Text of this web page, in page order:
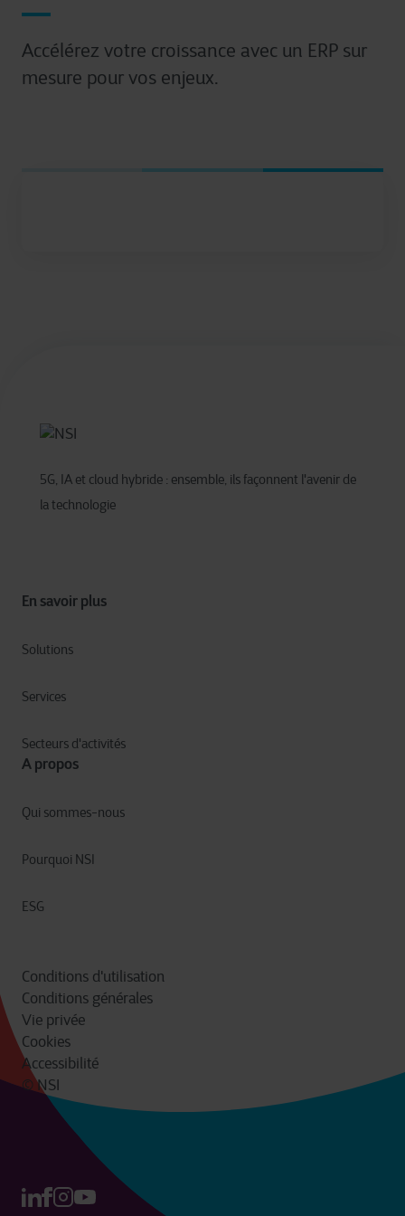
Accélérez votre croissance avec un ERP sur
mesure pour vos enjeux.
5G, IA et cloud hybride : ensemble, ils façonnent l'avenir de
la technologie
En savoir plus
Solutions
Services
Secteurs d'activités
A propos
Qui sommes-nous
Pourquoi NSI
ESG
Conditions d'utilisation
Conditions générales
Vie privée
Cookies
Accessibilité
© NSI